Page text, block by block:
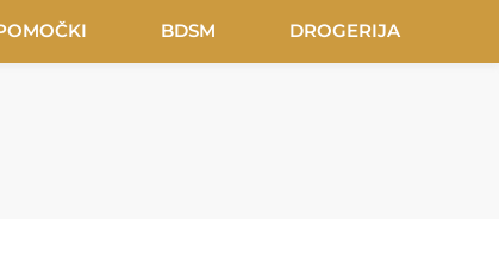
BDSM DROGERIJA